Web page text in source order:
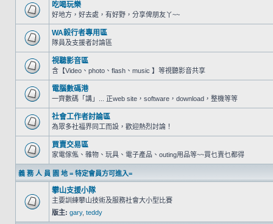
吃喝玩樂
好地方，好去處，有好野，分享俾朋友丫~~
WA毅行者專用區
隊員及支援者討論區
視聽影音區
含【Video、photo、flash、music 】等視聽影音共享
電腦數碼港
一齊數碼「講」... 正web site，software，download，整機等等
社會工作者討論區
為眾多社福界同工而設，歡迎熱烈討論！
買賣交易區
家電傢俬、雜物、玩具、電子產品、outing用品等~~買乜賣乜都得
義 務 人 員 園 地 = 特定會員方可進入=
攀山支援小隊
主要訓練攀山技術及服務社會大小型比賽
版主: gary, teddy